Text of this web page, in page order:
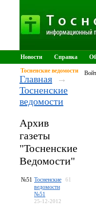
Новости Справка
Тосненские ведомости
Главная
→
Тосненские
ведомости
Архив
газеты
"Тосненские
Ведомости"
№51 Тосненские
ведомости
№51
25-12-2012
61